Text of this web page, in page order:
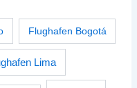
Flughafen Bogotá
Lima